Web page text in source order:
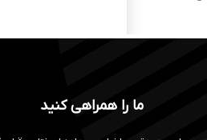
ما را همراهی کنید